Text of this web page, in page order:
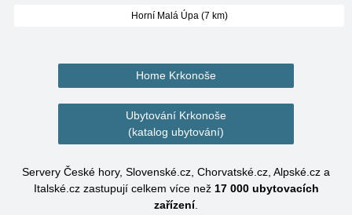
Horní Malá Úpa (7 km)
Home Krkonoše
Ubytování Krkonoše
(katalog ubytování)
Servery České hory, Slovenské.cz, Chorvatské.cz, Alpské.cz a
Italské.cz zastupují celkem více než 17 000ubytovacích
zařízení.